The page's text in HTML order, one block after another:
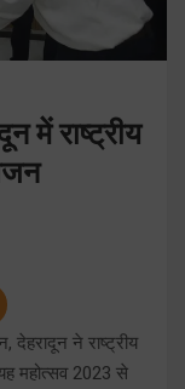
में राष्ट्रीय
ने राष्ट्रीय
महोत्सव 2023 से